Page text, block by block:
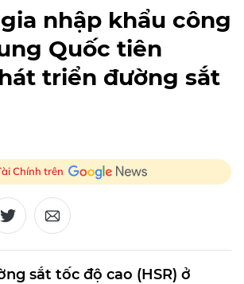
nhập khẩu công
Quốc tiên
triển đường sắt
Chính trên
sắt tốc độ cao (HSR) ở